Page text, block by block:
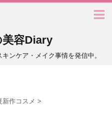
美容Diary
ンケア・メイク事情を発信中。
新作コスメ >